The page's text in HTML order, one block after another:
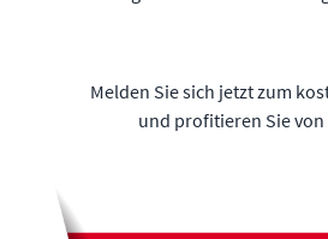
Melden Sie sich jetzt zum
und profitieren Sie